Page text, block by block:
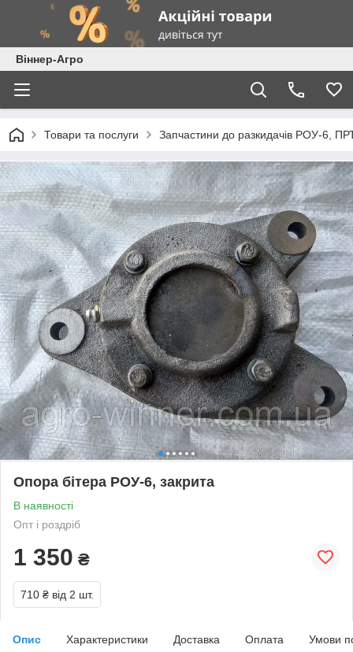
Віннер-Агро
Товари та послуги Запчастини до разкидачів РОУ-6,
Опора бітера РОУ-6, закрита
В наявності
Опт і роздріб
1 350 ₴
710 ₴ від 2 шт.
Опис Характеристики Доставка Оплата Умови